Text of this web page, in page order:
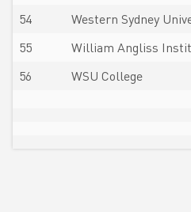
54
Western Sydney
55
William Angliss
56
WSU College